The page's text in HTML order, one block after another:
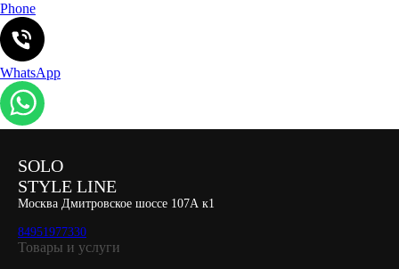
Phone
WhatsApp
SOLO
STYLE LINE
Москва Дмитровское шоссе 107А к1
84951977330
Товары и услуги